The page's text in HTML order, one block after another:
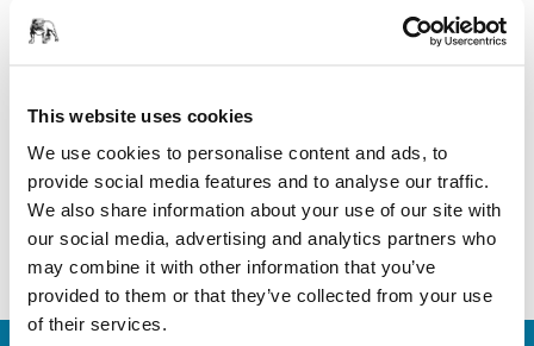
This website uses cookies
We use cookies to personalise content and ads, to
provide social media features and to analyse our traffic.
We also share information about your use of our site with
our social media, advertising and analytics partners who
may combine it with other information that you’ve
provided to them or that they’ve collected from your use
of their services.
Finn en forhandler
Leveranse innen 5-7 arbeidsdager
Leveranse innen Norge
Fri frakt over kr.699.- inkl. moms
Sikker betaling med kort
Spore pakken